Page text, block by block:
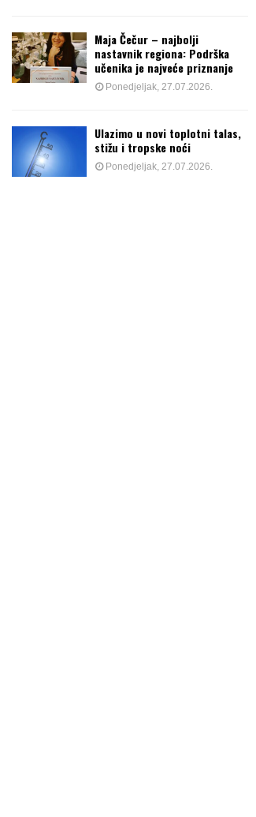
Maja Čečur – najbolji
nastavnik regiona: Podrška
učenika je najveće priznanje
Ponedjeljak, 27.07.2026.
Ulazimo u novi toplotni talas,
stižu i tropske noći
Ponedjeljak, 27.07.2026.